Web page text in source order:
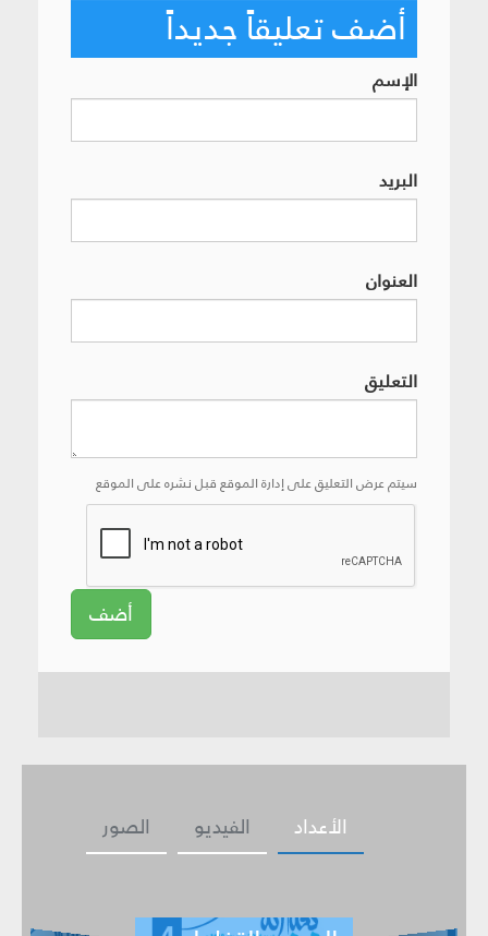
أضف تعليقاً جديداً
الإسم
البريد
العنوان
التعليق
سيتم عرض التعليق على إدارة الموقع قبل نشره على الموقع
أضف
الصور الفيديو الأعداد